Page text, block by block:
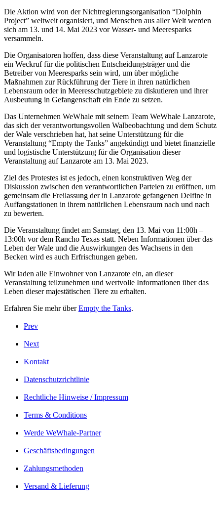
Die Aktion wird von der Nichtregierungsorganisation “Dolphin
Project” weltweit organisiert, und Menschen aus aller Welt werden
sich am 13. und 14. Mai 2023 vor Wasser- und Meeresparks
versammeln.
Die Organisatoren hoffen, dass diese Veranstaltung auf Lanzarote
ein Weckruf für die politischen Entscheidungsträger und die
Betreiber von Meeresparks sein wird, um über mögliche
Maßnahmen zur Rückführung der Tiere in ihren natürlichen
Lebensraum oder in Meeresschutzgebiete zu diskutieren und ihrer
Ausbeutung in Gefangenschaft ein Ende zu setzen.
Das Unternehmen WeWhale mit seinem Team WeWhale Lanzarote,
das sich der verantwortungsvollen Walbeobachtung und dem Schutz
der Wale verschrieben hat, hat seine Unterstützung für die
Veranstaltung “Empty the Tanks” angekündigt und bietet finanzielle
und logistische Unterstützung für die Organisation dieser
Veranstaltung auf Lanzarote am 13. Mai 2023.
Ziel des Protestes ist es jedoch, einen konstruktiven Weg der
Diskussion zwischen den verantwortlichen Parteien zu eröffnen, um
gemeinsam die Freilassung der in Lanzarote gefangenen Delfine in
Auffangstationen in ihrem natürlichen Lebensraum nach und nach
zu bewerten.
Die Veranstaltung findet am Samstag, den 13. Mai von 11:00h –
13:00h vor dem Rancho Texas statt. Neben Informationen über das
Leben der Wale und die Auswirkungen des Wachsens in den
Becken wird es auch Erfrischungen geben.
Wir laden alle Einwohner von Lanzarote ein, an dieser
Veranstaltung teilzunehmen und wertvolle Informationen über das
Leben dieser majestätischen Tiere zu erhalten.
Erfahren Sie mehr überEmpty the Tanks.
Prev
Next
Kontakt
Datenschutzrichtlinie
Rechtliche Hinweise / Impressum
Terms & Conditions
Werde WeWhale-Partner
Geschäftsbedingungen
Zahlungsmethoden
Versand & Lieferung